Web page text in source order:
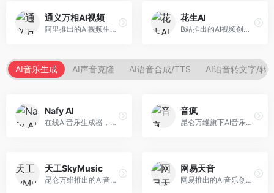
通义万相AI视频
阿里推出的AI视频生成服务，整合图像与视频创作能力。面向电商和营销从业者，支持商品视频生成、营销视频制作等服务，商业应用场景丰富。
花生AI
B站推出的AI视频创作工具，专注于短视频内容生成。面向B站创作者，支持视频生成、视频编辑等功能，与B站平台深度整合，创作效率高。
AI音乐生成 AI声音克隆 AI语音合成/TTS AI语音转文字/转
Nafy AI
在线AI音乐生成器，专注于快速音乐创作。面向内容创作者，支持多种风格音乐生成，操作简便，生成速度快，适合快速配乐需求。
音疯
昆仑万维旗下AI音乐创作平台，专注于音乐内容生成。面向音乐爱好者和内容创作者，提供多种风格音乐生成，操作简便，创作速度快。
天工SkyMusic
昆仑万维推出的AI音乐创作平台，基于天工大模型。面向音乐创作者，支持歌词生成、旋律创作、音乐编曲等服务，中文音乐创作能力强。
网易天音
网易推出的AI音乐创作工具，支持作词、作曲与编曲。面向音乐爱好者和独立音乐人，提供歌词生成、旋律创作、编曲制作等服务，与网易云音乐生态深度整合。